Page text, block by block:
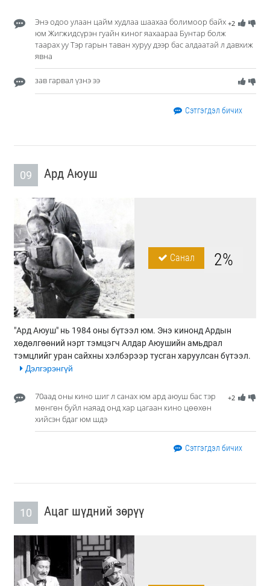
+2
Энэ одоо улаан цайм худлаа шаахаа болимоор байх
юм Жигжидсүрэн гуайн киног яахаараа Бунтар болж
таарах уу Тэр гарын таван хуруу дээр бас алдаатай л давхиж
явна
зав гарвал үзнэ ээ
Сэтгэгдэл бичих
09 Ард Аюуш
Санал 2%
"Ард Аюуш" нь 1984 оны бүтээл юм. Энэ кинонд Ардын
хөдөлгөөний нэрт тэмцэгч Алдар Аюушийн амьдрал
тэмцлийг уран сайхны хэлбэрээр тусган харуулсан бүтээл.
Дэлгэрэнгүй
+2
70аад оны кино шиг л санах юм ард аюуш бас тэр
мөнгөн буйл наяад онд хар цагаан кино цөөхөн
хийсэн бдаг юм шдэ
Сэтгэгдэл бичих
10 Ацаг шүдний зөрүү